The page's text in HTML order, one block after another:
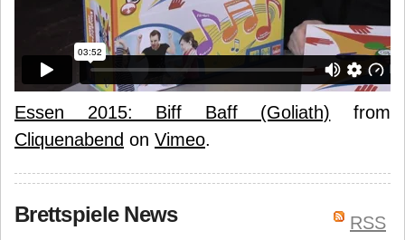
Essen 2015: Biff Baff (Goliath) from
Cliquenabend on Vimeo.
RSS
Brettspiele News